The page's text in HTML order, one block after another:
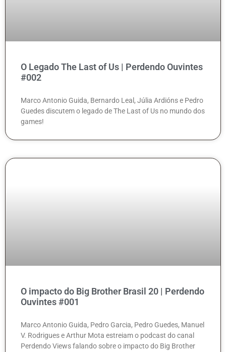
O Legado The Last of Us | Perdendo Ouvintes
#002
Marco Antonio Guida, Bernardo Leal, Júlia Ardións e Pedro
Guedes discutem o legado de The Last of Us no mundo dos
games!
O impacto do Big Brother Brasil 20 | Perdendo
Ouvintes #001
Marco Antonio Guida, Pedro Garcia, Pedro Guedes, Manuel
V. Rodrigues e Arthur Mota estreiam o podcast do canal
Perdendo Views falando sobre o impacto do Big Brother